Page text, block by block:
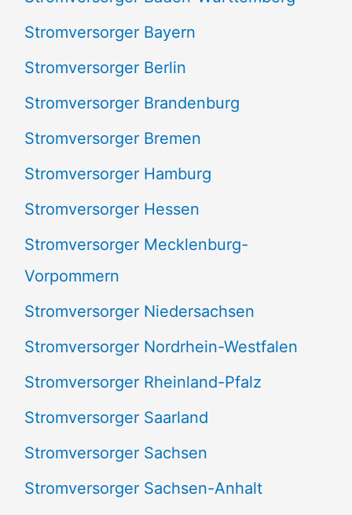
h
:
Stromversorger Bayern
Stromversorger Berlin
Stromversorger Brandenburg
Stromversorger Bremen
Stromversorger Hamburg
Stromversorger Hessen
Stromversorger Mecklenburg-
Vorpommern
Stromversorger Niedersachsen
Stromversorger Nordrhein-Westfalen
Stromversorger Rheinland-Pfalz
Stromversorger Saarland
Stromversorger Sachsen
Stromversorger Sachsen-Anhalt